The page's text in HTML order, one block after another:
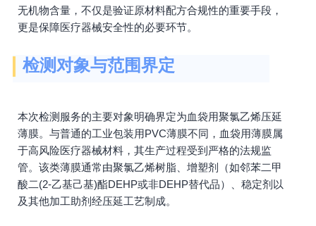
无机物含量，不仅是验证原材料配方合规性的重要手段，
更是保障医疗器械安全性的必要环节。
检测对象与范围界定
本次检测服务的主要对象明确界定为血袋用聚氯乙烯压延
薄膜。与普通的工业包装用PVC薄膜不同，血袋用薄膜属
于高风险医疗器械材料，其生产过程受到严格的法规监
管。该类薄膜通常由聚氯乙烯树脂、增塑剂（如邻苯二甲
酸二(2-乙基己基)酯DEHP或非DEHP替代品）、稳定剂以
及其他加工助剂经压延工艺制成。